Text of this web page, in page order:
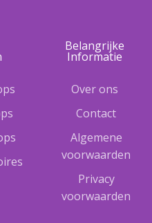
Belangrijke
Informatie
Over ons
Contact
Algemene
voorwaarden
Privacy
voorwaarden